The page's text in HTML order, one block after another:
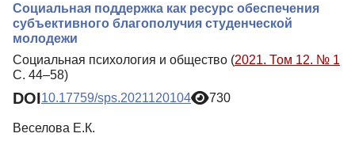
Социальная поддержка как ресурс обеспечения
субъективного благополучия студенческой
молодежи
Социальная психология и общество (2021. Том 12. № 1
С. 44–58)
DOI10.17759/sps.2021120104 730
Веселова Е.К.